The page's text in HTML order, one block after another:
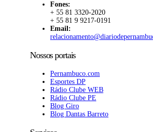
Fones:
+ 55 81 3320-2020
+ 55 81 9 9217-0191
Email:
Nossos portais
Pernambuco.com
Esportes DP
Rádio Clube WEB
Rádio Clube PE
Blog Giro
Blog Dantas Barreto